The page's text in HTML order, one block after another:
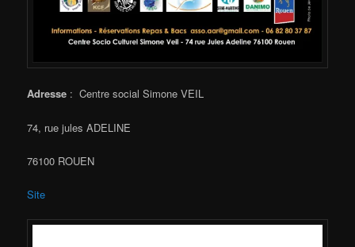
Adresse : Centre social Simone VEIL
74, rue jules ADELINE
76100 ROUEN
Site